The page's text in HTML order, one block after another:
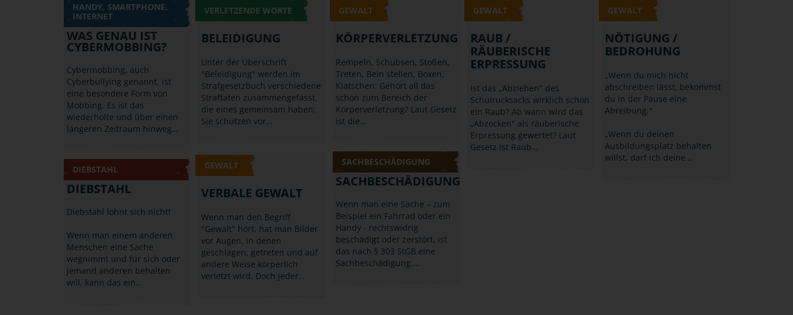
HANDY, SMARTPHONE,
INTERNET
WAS GENAU IST
CYBERMOBBING?
Cybermobbing, auch
Cyberbullying genannt, ist
eine besondere Form von
Mobbing. Es ist das
wiederholte und über einen
längeren Zeitraum hinweg…
VERLETZENDE WORTE
BELEIDIGUNG
Unter der Überschrift
"Beleidigung" werden im
Strafgesetzbuch verschiedene
Straftaten zusammengefasst,
die eines gemeinsam haben:
Sie schützen vor…
GEWALT
KÖRPERVERLETZUNG
Rempeln, Schubsen, Stoßen,
Treten, Bein stellen, Boxen,
Klatschen: Gehört all das
schon zum Bereich der
Körperverletzung? Laut Gesetz
ist die…
GEWALT
RAUB /
RÄUBERISCHE
ERPRESSUNG
Ist das „Abziehen" des
Schulrucksacks wirklich schon
ein Raub? Ab wann wird das
„Abzocken" als räuberische
Erpressung gewertet? Laut
Gesetz ist Raub…
GEWALT
NÖTIGUNG /
BEDROHUNG
„Wenn du mich nicht
abschreiben lässt, bekommst
du in der Pause eine
Abreibung."
„Wenn du deinen
Ausbildungsplatz behalten
willst, darf ich deine…
GEWALT
VERBALE GEWALT
Wenn man den Begriff
"Gewalt" hört, hat man Bilder
vor Augen, in denen
geschlagen, getreten und auf
andere Weise körperlich
verletzt wird. Doch jeder…
SACHBESCHÄDIGUNG
SACHBESCHÄDIGUNG
Wenn man eine Sache – zum
Beispiel ein Fahrrad oder ein
Handy - rechtswidrig
beschädigt oder zerstört, ist
das nach § 303 StGB eine
Sachbeschädigung.…
DIEBSTAHL
DIEBSTAHL
Diebstahl lohnt sich nicht!
Wenn man einem anderen
Menschen eine Sache
wegnimmt und für sich oder
jemand anderen behalten
will, kann das ein…